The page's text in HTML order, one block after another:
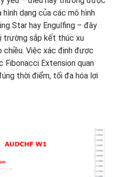
hình dạng của các mô hình
Star hay Engulfing – đây
trường sắp kết thúc xu
chiều. Việc xác định được
Fibonacci Extension quan
thời điểm, tối đa hóa lợi